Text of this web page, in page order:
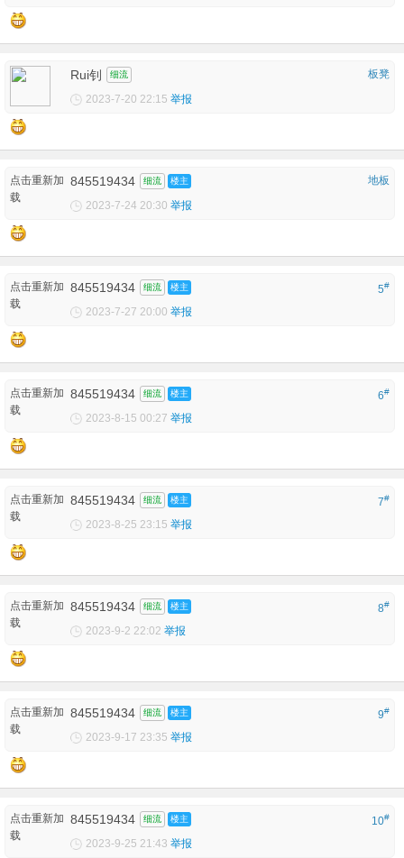
Rui钊 细流
板凳
2023-7-20 22:15 举报
点击重新加
载
845519434 细流 楼主
地板
2023-7-24 20:30 举报
点击重新加
载
845519434 细流 楼主 5#
2023-7-27 20:00 举报
点击重新加
载
845519434 细流 楼主 6#
2023-8-15 00:27 举报
点击重新加
载
845519434 细流 楼主 7#
2023-8-25 23:15 举报
点击重新加
载
845519434 细流 楼主 8#
2023-9-2 22:02 举报
点击重新加
载
845519434 细流 楼主 9#
2023-9-17 23:35 举报
点击重新加
载
845519434 细流 楼主 10#
2023-9-25 21:43 举报